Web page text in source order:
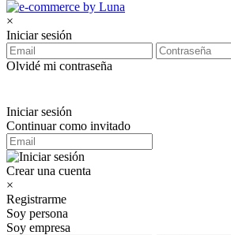
×
Iniciar sesión
Olvidé mi contraseña
Iniciar sesión
Continuar como invitado
Crear una cuenta
×
Registrarme
Soy persona
Soy empresa